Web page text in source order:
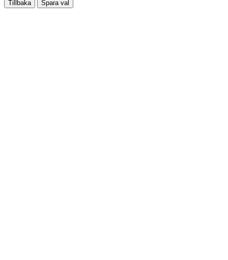
Tillbaka Spara val